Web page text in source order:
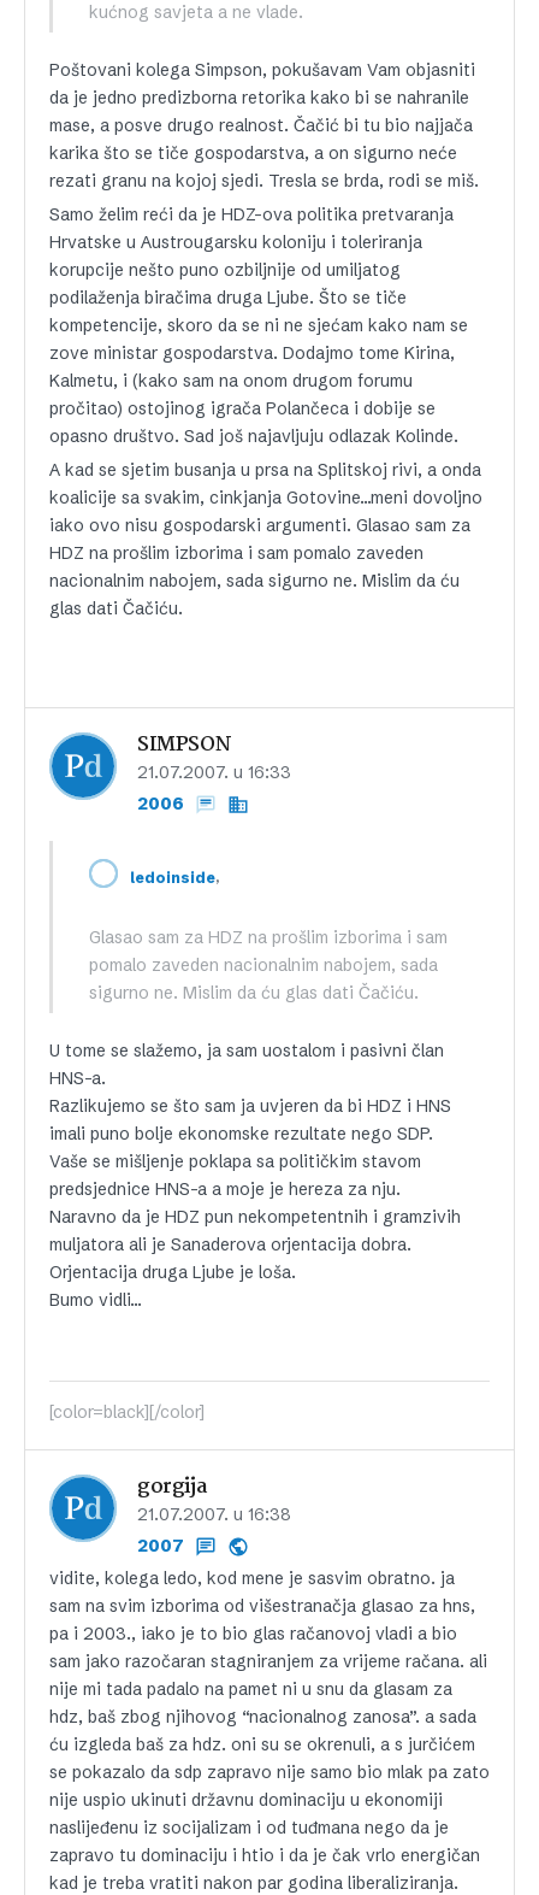
kućnog savjeta a ne vlade.
Poštovani kolega Simpson, pokušavam Vam objasniti
da je jedno predizborna retorika kako bi se nahranile
mase, a posve drugo realnost. Čačić bi tu bio najjača
karika što se tiče gospodarstva, a on sigurno neće
rezati granu na kojoj sjedi. Tresla se brda, rodi se miš.
Samo želim reći da je HDZ-ova politika pretvaranja
Hrvatske u Austrougarsku koloniju i toleriranja
korupcije nešto puno ozbiljnije od umiljatog
podilaženja biračima druga Ljube. Što se tiče
kompetencije, skoro da se ni ne sjećam kako nam se
zove ministar gospodarstva. Dodajmo tome Kirina,
Kalmetu, i (kako sam na onom drugom forumu
pročitao) ostojinog igrača Polančeca i dobije se
opasno društvo. Sad još najavljuju odlazak Kolinde.
A kad se sjetim busanja u prsa na Splitskoj rivi, a onda
koalicije sa svakim, cinkjanja Gotovine…meni dovoljno
iako ovo nisu gospodarski argumenti. Glasao sam za
HDZ na prošlim izborima i sam pomalo zaveden
nacionalnim nabojem, sada sigurno ne. Mislim da ću
glas dati Čačiću.
SIMPSON
21.07.2007. u 16:33
2006
ledoinside,
Glasao sam za HDZ na prošlim izborima i sam
pomalo zaveden nacionalnim nabojem, sada
sigurno ne. Mislim da ću glas dati Čačiću.
U tome se slažemo, ja sam uostalom i pasivni član
HNS-a.
Razlikujemo se što sam ja uvjeren da bi HDZ i HNS
imali puno bolje ekonomske rezultate nego SDP.
Vaše se mišljenje poklapa sa političkim stavom
predsjednice HNS-a a moje je hereza za nju.
Naravno da je HDZ pun nekompetentnih i gramzivih
muljatora ali je Sanaderova orjentacija dobra.
Orjentacija druga Ljube je loša.
Bumo vidli…
[color=black][/color]
gorgija
21.07.2007. u 16:38
2007
vidite, kolega ledo, kod mene je sasvim obratno. ja
sam na svim izborima od višestranačja glasao za hns,
pa i 2003., iako je to bio glas račanovoj vladi a bio
sam jako razočaran stagniranjem za vrijeme račana. ali
nije mi tada padalo na pamet ni u snu da glasam za
hdz, baš zbog njihovog “nacionalnog zanosa”. a sada
ću izgleda baš za hdz. oni su se okrenuli, a s jurčićem
se pokazalo da sdp zapravo nije samo bio mlak pa zato
nije uspio ukinuti državnu dominaciju u ekonomiji
naslijeđenu iz socijalizam i od tuđmana nego da je
zapravo tu dominaciju i htio i da je čak vrlo energičan
kad je treba vratiti nakon par godina liberaliziranja.